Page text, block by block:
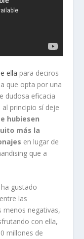
ella para deciros
que opta por una
dudosa eficacia
principio sí deje
hubiesen
más la
en lugar de
que a
gustado
las
menos negativas,
con ella,
millones de